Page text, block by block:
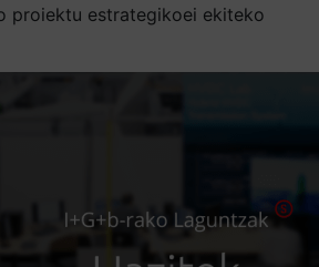
proiektu estrategikoei ekiteko